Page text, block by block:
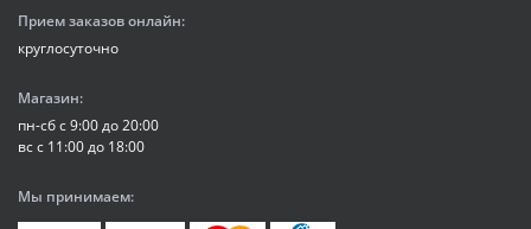
Прием заказов онлайн:
круглосуточно
Магазин:
пн-сб с 9:00 до 20:00
вс с 11:00 до 18:00
Мы принимаем: